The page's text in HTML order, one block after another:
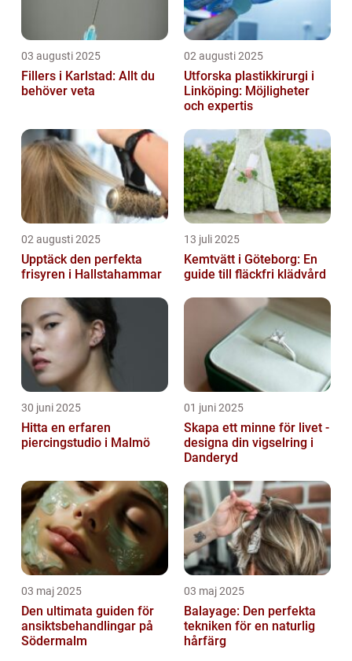
03 augusti 2025
Fillers i Karlstad: Allt du
behöver veta
02 augusti 2025
Utforska plastikkirurgi i
Linköping: Möjligheter
och expertis
02 augusti 2025
Upptäck den perfekta
frisyren i Hallstahammar
13 juli 2025
Kemtvätt i Göteborg: En
guide till fläckfri klädvård
30 juni 2025
Hitta en erfaren
piercingstudio i Malmö
01 juni 2025
Skapa ett minne för livet -
designa din vigselring i
Danderyd
03 maj 2025
Den ultimata guiden för
ansiktsbehandlingar på
Södermalm
03 maj 2025
Balayage: Den perfekta
tekniken för en naturlig
hårfärg